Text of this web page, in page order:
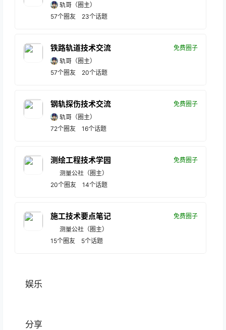
轨哥 （圈主）
57个圈友 23个话题
铁路轨道技术交流
免费圈子
轨哥 （圈主）
57个圈友 20个话题
钢轨探伤技术交流
免费圈子
轨哥 （圈主）
72个圈友 16个话题
测绘工程技术学园
免费圈子
测量公社 （圈主）
20个圈友 14个话题
施工技术要点笔记
免费圈子
测量公社 （圈主）
15个圈友 5个话题
娱乐
分享